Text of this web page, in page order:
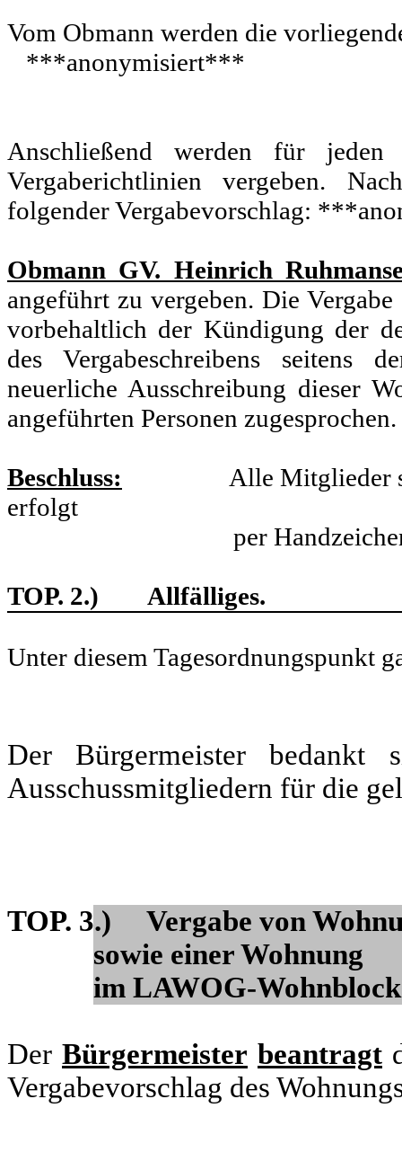
Vom Obmann werden die
***anonymisiert***
Anschließend werden für
Vergaberichtlinien vergeben.
folgender Vergabevorschlag:
Obmann GV. Heinrich
angeführt zu vergeben. Die
vorbehaltlich der Kündigung der
des Vergabeschreibens seitens
neuerliche Ausschreibung dieser
angeführten Personen zugesprochen.
Beschluss: Alle Mitglieder
erfolgt
per
TOP. 2.) Allfälliges.
Unter diesem Tagesordnungspunkt
Der Bürgermeister
Ausschussmitgliedern für die
TOP. 3.) Vergabe von
sowie einer Wohnung
im LAWOG-
Der Bürgermeister beantragt
Vergabevorschlag des